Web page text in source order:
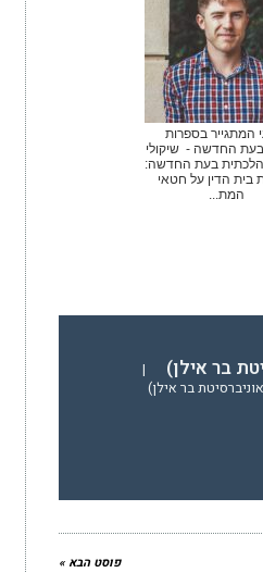
המתגייר בספרות
החדשה - שיקולי
הלכתית בעת החדשה:
בית הדין על חטאי
המת...
בר אילן)
|
בר אילן)
פוסט הבא »